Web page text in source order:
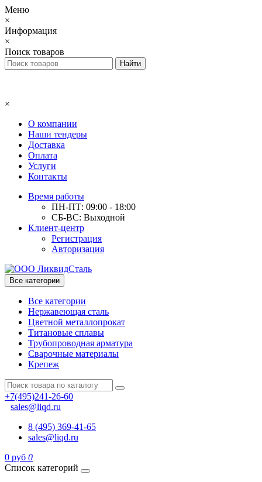
Меню
×
Информация
×
Поиск товаров
×
О компании
Наши тендеры
Доставка
Оплата
Услуги
Контакты
Время работы
ПН-ПТ: 09:00 - 18:00
СБ-ВС: Выходной
Клиент-центр
Регистрация
Авторизация
Все категории
Все категории
Нержавеющая сталь
Цветной металлопрокат
Титановые сплавы
Трубопроводная арматура
Сварочные материалы
Крепеж
+7(495)241-26-60
sales@liqd.ru
8 (495) 369-41-65
sales@liqd.ru
0 руб 0
Список категорий